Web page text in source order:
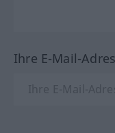
Ihre E-Mail-